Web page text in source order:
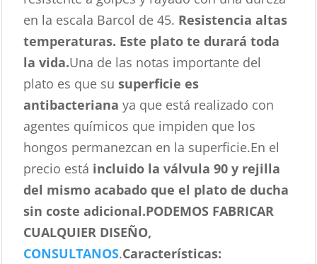
en la escala Barcol de 45. Resistencia altas
temperaturas. Este plato te durará toda
la vida.Una de las notas importante del
plato es que susuperficie es
antibacterianaya que está realizado con
agentes químicos que impiden que los
hongos permanezcan en la superficie.En el
precio está incluido la válvula 90 y rejilla
del mismo acabado que el plato de ducha
sin coste adicional.PODEMOS FABRICAR
CUALQUIER DISEÑO,
CONSULTANOS.Características: